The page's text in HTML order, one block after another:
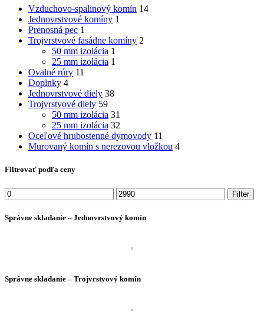
Vzduchovo-spalinový komín 14
Jednovrstvové komíny 1
Prenosná pec 1
Trojvrstvové fasádne komíny 2
50 mm izolácia 1
25 mm izolácia 1
Ovalné rúry 11
Doplnky 4
Jednovrstvové diely 38
Trojvrstvové diely 59
50 mm izolácia 31
25 mm izolácia 32
Oceľové hrubostenné dymovody 11
Murovaný komín s nerezovou vložkou 4
Filtrovať podľa ceny
Minimálna
cena
Maximálna
cena
Filter
Správne skladanie – Jednovrstvový komín
Správne skladanie – Trojvrstvový komín